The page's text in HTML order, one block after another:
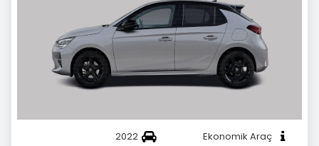
2022 Ekonomik Araç